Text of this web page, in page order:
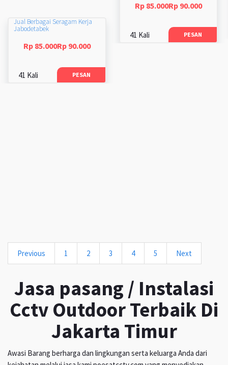
Rp 85.000Rp 90.000
41 Kali PESAN
Jual Berbagai Seragam Kerja
Jabodetabek
Rp 85.000Rp 90.000
41 Kali PESAN
Previous 1 2 3 4 5 Next
Jasa pasang / Instalasi
Cctv Outdoor Terbaik Di
Jakarta Timur
Awasi Barang berharga dan lingkungan serta keluarga Anda dari